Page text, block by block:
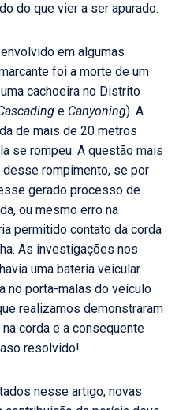
do que vier a ser apurado.
em algumas
foi a morte de um
cachoeira no Distrito
e Canyoning). A
de mais de 20 metros
se rompeu. A questão mais
rompimento, se por
gerado processo de
ou mesmo erro na
permitido contato da corda
As investigações nos
uma bateria veicular
no porta-malas do veículo
realizamos demonstraram
corda e a consequente
resolvido!
nesse artigo, novas